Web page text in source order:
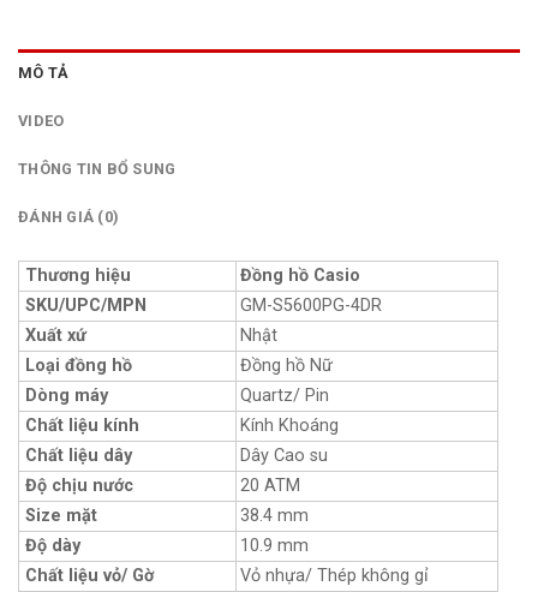
MÔ TẢ
VIDEO
THÔNG TIN BỔ SUNG
ĐÁNH GIÁ (0)
Thương hiệu
Đồng hồ Casio
SKU/UPC/MPN
GM-S5600PG-4DR
Xuất xứ
Nhật
Loại đồng hồ
Đồng hồ Nữ
Dòng máy
Quartz/ Pin
Chất liệu kính
Kính Khoáng
Chất liệu dây
Dây Cao su
Độ chịu nước
20 ATM
Size mặt
38.4 mm
Độ dày
10.9 mm
Chất liệu vỏ/ Gờ
Vỏ nhựa/ Thép không gỉ